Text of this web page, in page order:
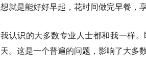
想就是能好好早起，花时间做完早餐，
我认识的大多数专业人士都和我一样
天。这是一个普遍的问题，影响了大多